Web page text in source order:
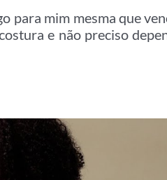
para mim mesma que
e não preciso